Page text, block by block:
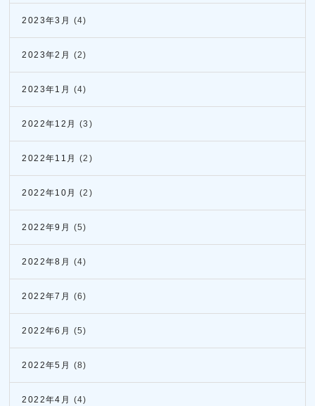
2023年3月 (4)
2023年2月 (2)
2023年1月 (4)
2022年12月 (3)
2022年11月 (2)
2022年10月 (2)
2022年9月 (5)
2022年8月 (4)
2022年7月 (6)
2022年6月 (5)
2022年5月 (8)
2022年4月 (4)